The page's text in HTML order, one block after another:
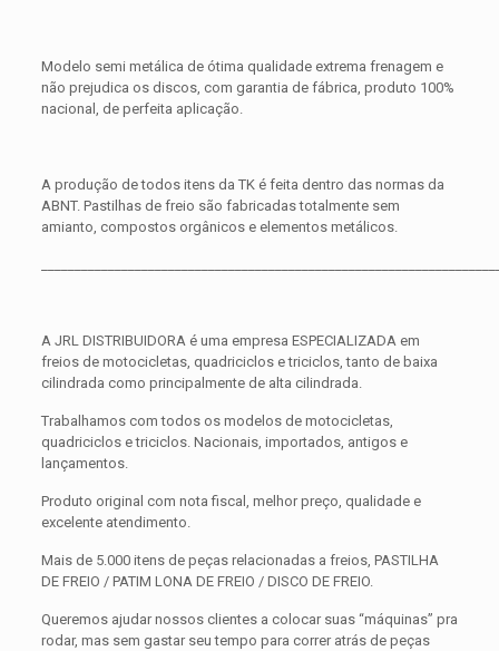
Modelo semi metálica de ótima qualidade extrema frenagem e
não prejudica os discos, com garantia de fábrica, produto 100%
nacional, de perfeita aplicação.
A produção de todos itens da TK é feita dentro das normas da
ABNT. Pastilhas de freio são fabricadas totalmente sem
amianto, compostos orgânicos e elementos metálicos.
A JRL DISTRIBUIDORA é uma empresa ESPECIALIZADA em
freios de motocicletas, quadriciclos e triciclos, tanto de baixa
cilindrada como principalmente de alta cilindrada.
Trabalhamos com todos os modelos de motocicletas,
quadriciclos e triciclos. Nacionais, importados, antigos e
lançamentos.
Produto original com nota fiscal, melhor preço, qualidade e
excelente atendimento.
Mais de 5.000 itens de peças relacionadas a freios, PASTILHA
DE FREIO / PATIM LONA DE FREIO / DISCO DE FREIO.
Queremos ajudar nossos clientes a colocar suas “máquinas” pra
rodar, mas sem gastar seu tempo para correr atrás de peças